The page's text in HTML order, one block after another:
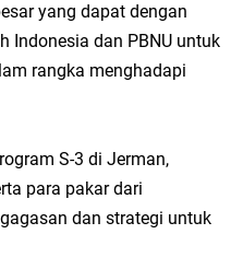
yang dapat dengan
Indonesia dan PBNU untuk
rangka menghadapi
S-3 di Jerman,
para pakar dari
dan strategi untuk